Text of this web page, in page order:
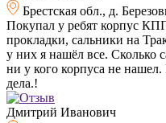
Брестская обл., д.
Покупал у ребят корпус
прокладки, сальники на
у них я нашёл все. Сколько
ни у кого корпуса не нашел.
дела.!
Дмитрий Иванович